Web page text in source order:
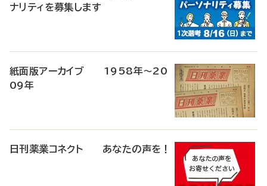
ナリティを募集します
紙面版アーカイブ 1958年～20
09年
日刊薬業コネクト あなたの声を！